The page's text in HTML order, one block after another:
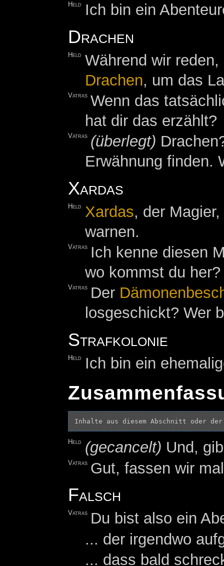
Held Ich bin ein
Drachen
Held Während wir
Drachen, um das
Vatras Wenn das
hat dir das erzählt?
Vatras (überlegt)
Erwähnung finden.
Xardas
Held Xardas, der
warnen.
Vatras Ich kenne diesen
wo kommst du her?
Vatras Der
losgeschickt? Wer
Strafkolonie
Held Ich bin ein
Inhalte aus diesem Abschnitt oder
Held (gecancelt) Und,
Vatras Gut, fassen wir
Falsch
Vatras Du bist also ein
... der irgendwo
... dass bald